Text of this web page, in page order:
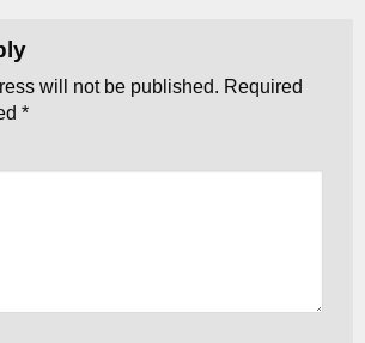
will not be published. Required
*